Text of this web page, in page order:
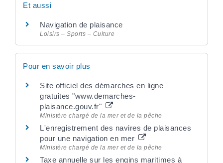
Et aussi
Navigation de plaisance
Loisirs – Sports – Culture
Pour en savoir plus
Site officiel des démarches en ligne
gratuites "www.demarches-
plaisance.gouv.fr"
Ministère chargé de la mer et de la pêche
L'enregistrement des navires de plaisances
pour une navigation en mer
Ministère chargé de la mer et de la pêche
Taxe annuelle sur les engins maritimes à